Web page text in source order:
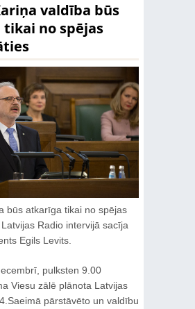
valdība būs
no spējas
būs atkarīga tikai no spējas
Radio intervijā sacīja
Egils Levits.
pulksten 9.00
Viesu zālē plānota Latvijas
pārstāvēto un valdību